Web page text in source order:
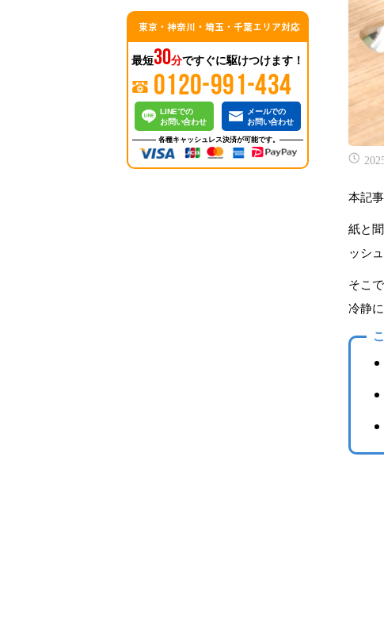
東京・神奈川・埼玉・千葉エリア対応
最短30分ですぐに駆けつけます！
0120-991-434
LINEでの
お問い合わせ
メールでの
お問い合わせ
各種キャッシュレス決済が可能です。
本記事
紙と
ッシ
そこ
冷静